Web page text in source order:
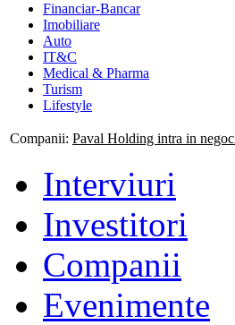
Financiar-Bancar
Imobiliare
Auto
IT&C
Medical & Pharma
Turism
Lifestyle
Companii: Paval Holding intra in
Interviuri
Investitori
Companii
Evenimente